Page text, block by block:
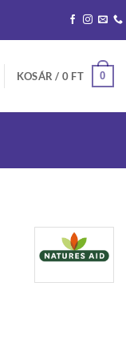
KOSÁR / 0 FT 0